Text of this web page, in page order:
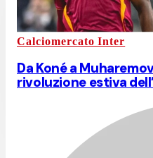
Calciomercato Inter
Da Koné a
rivoluzione estiva